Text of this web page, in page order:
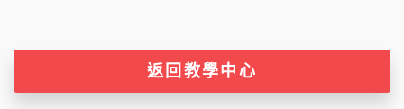
返回教學中心